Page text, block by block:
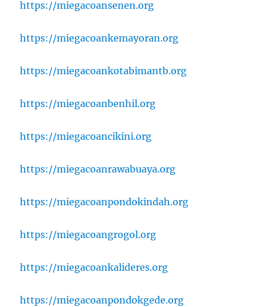
https://miegacoansenen.org
https://miegacoankemayoran.org
https://miegacoankotabimantb.org
https://miegacoanbenhil.org
https://miegacoancikini.org
https://miegacoanrawabuaya.org
https://miegacoanpondokindah.org
https://miegacoangrogol.org
https://miegacoankalideres.org
https://miegacoanpondokgede.org